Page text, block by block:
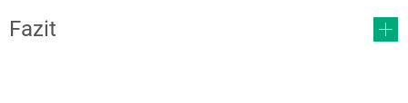
Fazit